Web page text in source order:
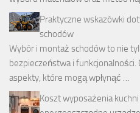
Praktyczne wskazówki
schodów
Wybór i montaż schodów to nie
bezpieczeństwa i
aspekty, które mogą wpłynąć …
Koszt wyposażenia